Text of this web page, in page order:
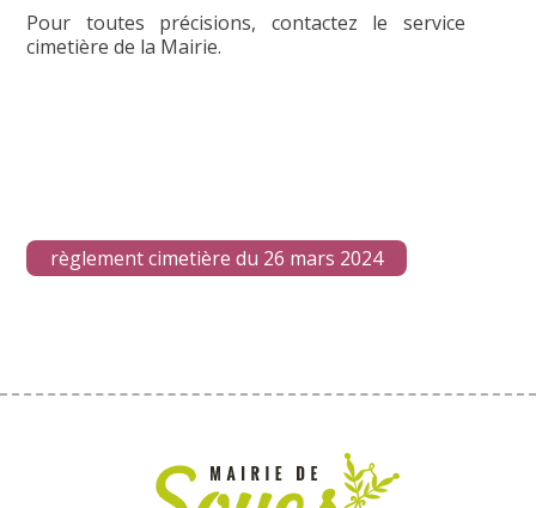
Pour toutes précisions, contactez le service
cimetière de la Mairie.
règlement cimetière du 26 mars 2024